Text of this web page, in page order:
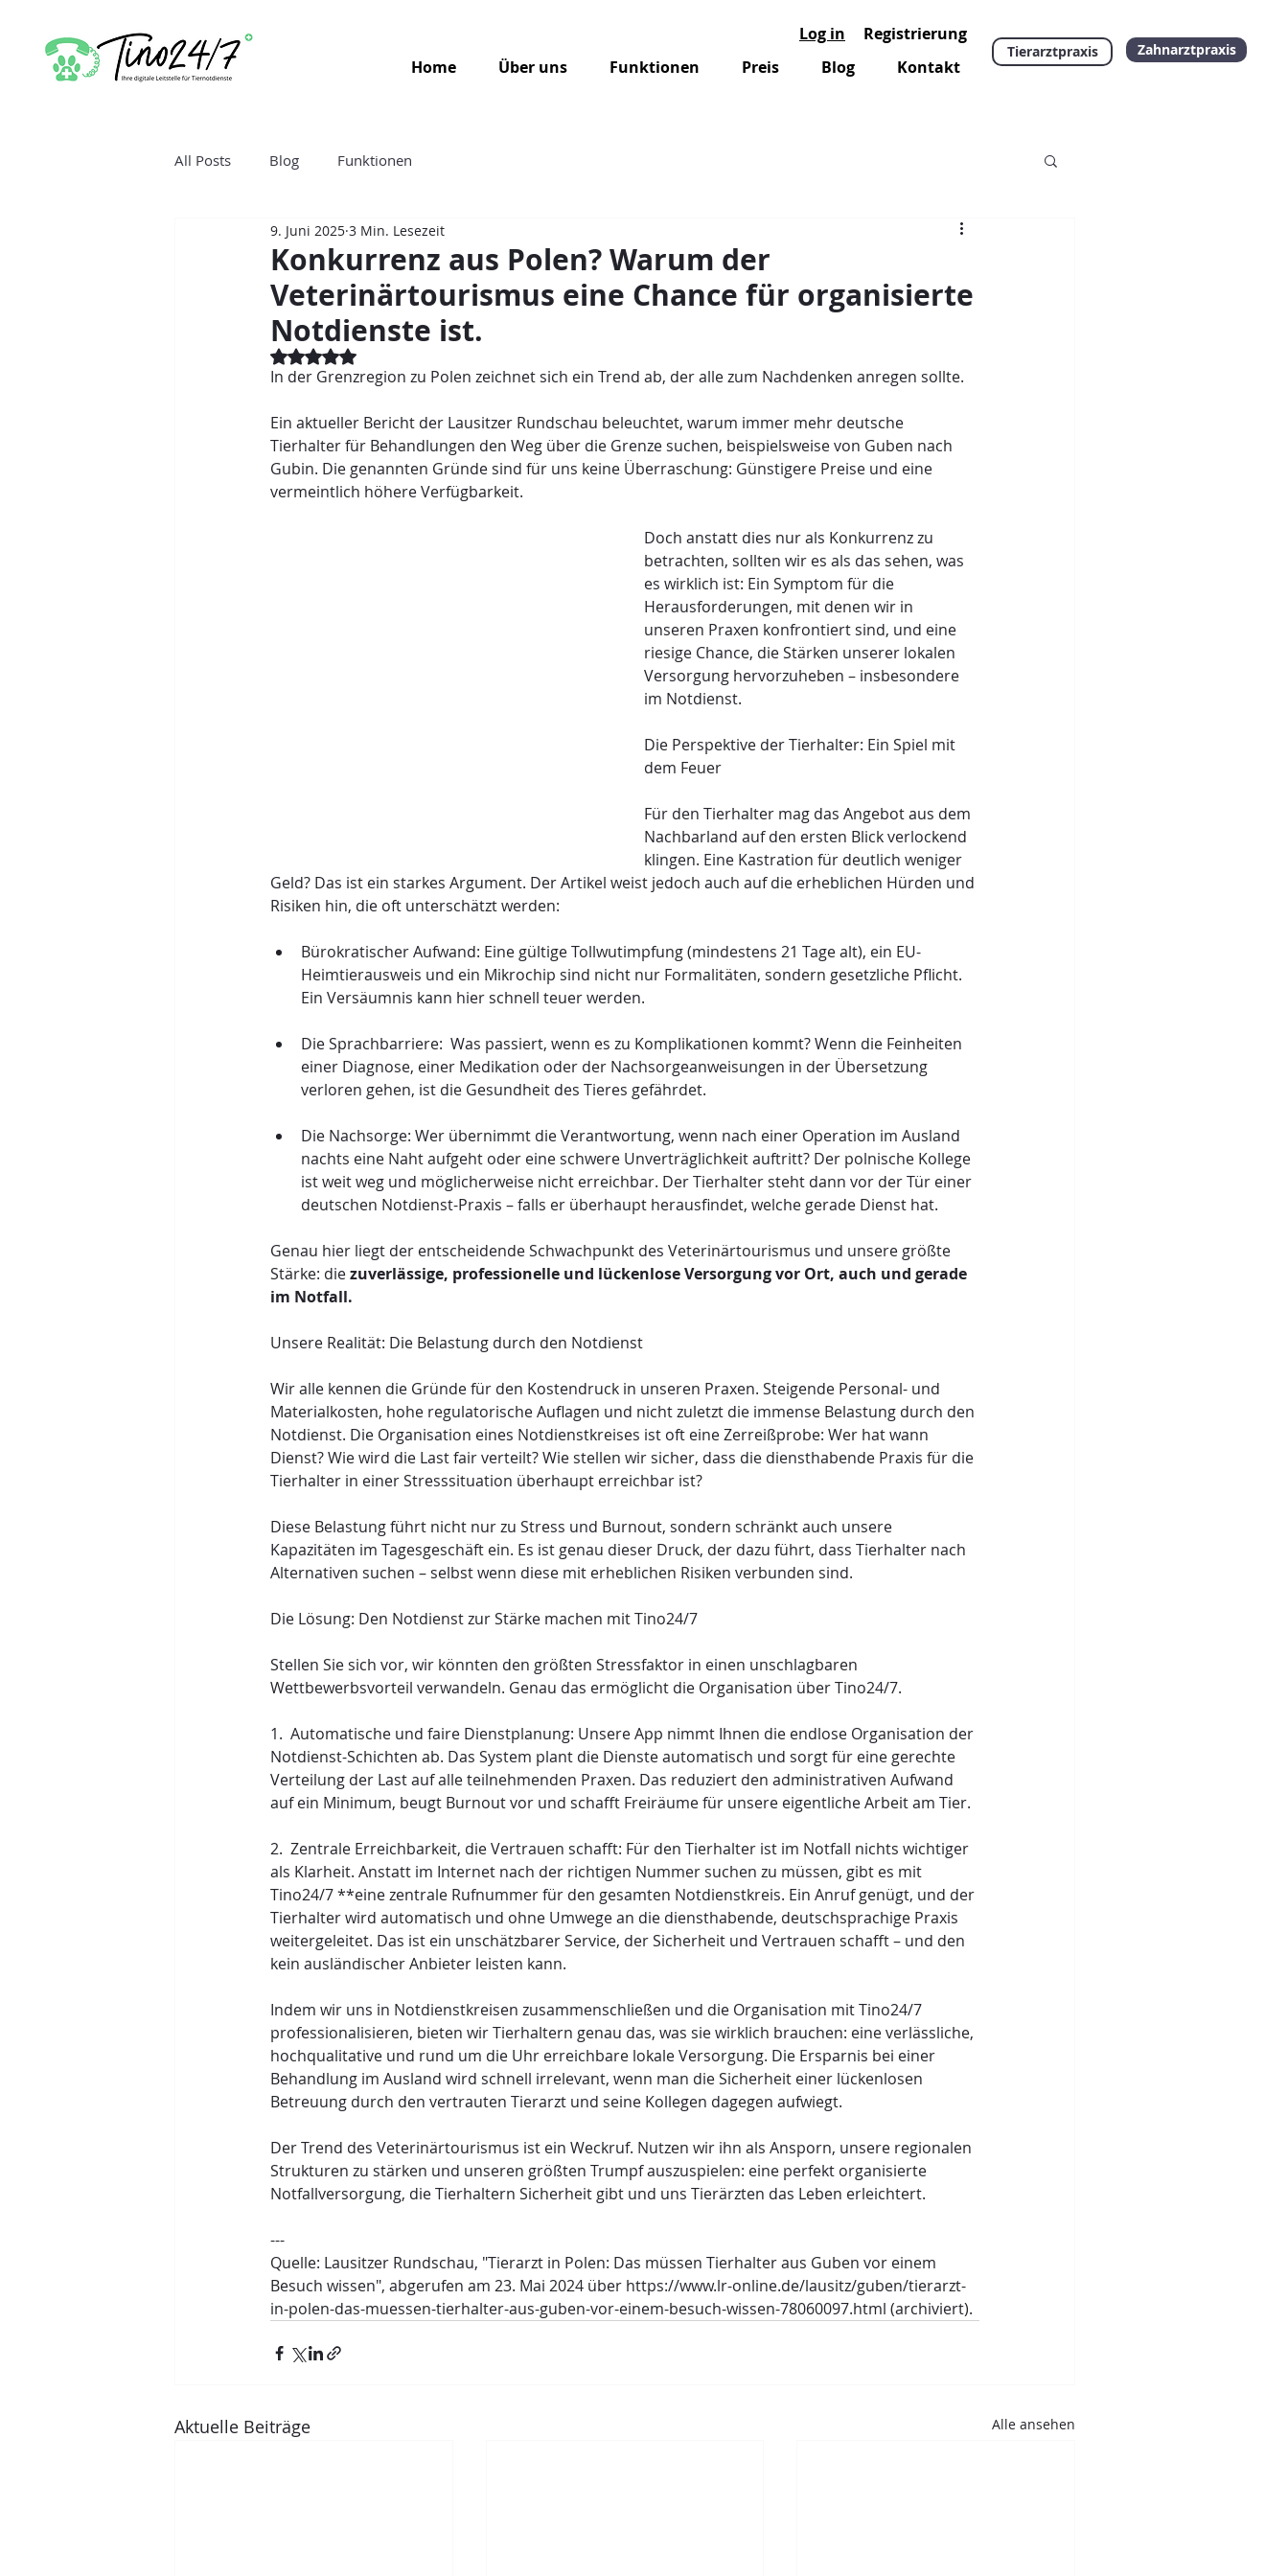
Log in
Registrierung
Home
Über uns Funktionen Preis Blog Kontakt
Tierarztpraxis Zahnarztpraxis
All Posts Blog Funktionen
Konkurrenz aus Polen? Warum der
Veterinärtourismus eine Chance für organisierte
Notdienste ist.
9. Juni 2025 3 Min. Lesezeit
Mit NaN von 5 Sternen bewertet.
In der Grenzregion zu Polen zeichnet sich ein Trend ab, der alle zum Nachdenken anregen sollte.
Ein aktueller Bericht der Lausitzer Rundschau beleuchtet, warum immer mehr deutsche
Tierhalter für Behandlungen den Weg über die Grenze suchen, beispielsweise von Guben nach
Gubin. Die genannten Gründe sind für uns keine Überraschung: Günstigere Preise und eine
vermeintlich höhere Verfügbarkeit.
Doch anstatt dies nur als Konkurrenz zu
betrachten, sollten wir es als das sehen, was
es wirklich ist: Ein Symptom für die
Herausforderungen, mit denen wir in
unseren Praxen konfrontiert sind, und eine
riesige Chance, die Stärken unserer lokalen
Versorgung hervorzuheben – insbesondere
im Notdienst.
Die Perspektive der Tierhalter: Ein Spiel mit
dem Feuer
Für den Tierhalter mag das Angebot aus dem
Nachbarland auf den ersten Blick verlockend
klingen. Eine Kastration für deutlich weniger
Geld? Das ist ein starkes Argument. Der Artikel weist jedoch auch auf die erheblichen Hürden und
Risiken hin, die oft unterschätzt werden:
Bürokratischer Aufwand: Eine gültige Tollwutimpfung (mindestens 21 Tage alt), ein EU-
Heimtierausweis und ein Mikrochip sind nicht nur Formalitäten, sondern gesetzliche Pflicht.
Ein Versäumnis kann hier schnell teuer werden.
Die Sprachbarriere:  Was passiert, wenn es zu Komplikationen kommt? Wenn die Feinheiten
einer Diagnose, einer Medikation oder der Nachsorgeanweisungen in der Übersetzung
verloren gehen, ist die Gesundheit des Tieres gefährdet.
Die Nachsorge: Wer übernimmt die Verantwortung, wenn nach einer Operation im Ausland
nachts eine Naht aufgeht oder eine schwere Unverträglichkeit auftritt? Der polnische Kollege
ist weit weg und möglicherweise nicht erreichbar. Der Tierhalter steht dann vor der Tür einer
deutschen Notdienst-Praxis – falls er überhaupt herausfindet, welche gerade Dienst hat.
Genau hier liegt der entscheidende Schwachpunkt des Veterinärtourismus und unsere größte
Stärke: die zuverlässige, professionelle und lückenlose Versorgung vor Ort, auch und gerade
im Notfall.
Unsere Realität: Die Belastung durch den Notdienst
Wir alle kennen die Gründe für den Kostendruck in unseren Praxen. Steigende Personal- und
Materialkosten, hohe regulatorische Auflagen und nicht zuletzt die immense Belastung durch den
Notdienst. Die Organisation eines Notdienstkreises ist oft eine Zerreißprobe: Wer hat wann
Dienst? Wie wird die Last fair verteilt? Wie stellen wir sicher, dass die diensthabende Praxis für die
Tierhalter in einer Stresssituation überhaupt erreichbar ist?
Diese Belastung führt nicht nur zu Stress und Burnout, sondern schränkt auch unsere
Kapazitäten im Tagesgeschäft ein. Es ist genau dieser Druck, der dazu führt, dass Tierhalter nach
Alternativen suchen – selbst wenn diese mit erheblichen Risiken verbunden sind.
Die Lösung: Den Notdienst zur Stärke machen mit Tino24/7
Stellen Sie sich vor, wir könnten den größten Stressfaktor in einen unschlagbaren
Wettbewerbsvorteil verwandeln. Genau das ermöglicht die Organisation über Tino24/7.
1.  Automatische und faire Dienstplanung: Unsere App nimmt Ihnen die endlose Organisation der
Notdienst-Schichten ab. Das System plant die Dienste automatisch und sorgt für eine gerechte
Verteilung der Last auf alle teilnehmenden Praxen. Das reduziert den administrativen Aufwand
auf ein Minimum, beugt Burnout vor und schafft Freiräume für unsere eigentliche Arbeit am Tier.
2.  Zentrale Erreichbarkeit, die Vertrauen schafft: Für den Tierhalter ist im Notfall nichts wichtiger
als Klarheit. Anstatt im Internet nach der richtigen Nummer suchen zu müssen, gibt es mit
Tino24/7 **eine zentrale Rufnummer für den gesamten Notdienstkreis. Ein Anruf genügt, und der
Tierhalter wird automatisch und ohne Umwege an die diensthabende, deutschsprachige Praxis
weitergeleitet. Das ist ein unschätzbarer Service, der Sicherheit und Vertrauen schafft – und den
kein ausländischer Anbieter leisten kann.
Indem wir uns in Notdienstkreisen zusammenschließen und die Organisation mit Tino24/7
professionalisieren, bieten wir Tierhaltern genau das, was sie wirklich brauchen: eine verlässliche,
hochqualitative und rund um die Uhr erreichbare lokale Versorgung. Die Ersparnis bei einer
Behandlung im Ausland wird schnell irrelevant, wenn man die Sicherheit einer lückenlosen
Betreuung durch den vertrauten Tierarzt und seine Kollegen dagegen aufwiegt.
Der Trend des Veterinärtourismus ist ein Weckruf. Nutzen wir ihn als Ansporn, unsere regionalen
Strukturen zu stärken und unseren größten Trumpf auszuspielen: eine perfekt organisierte
Notfallversorgung, die Tierhaltern Sicherheit gibt und uns Tierärzten das Leben erleichtert.
---
Quelle: Lausitzer Rundschau, "Tierarzt in Polen: Das müssen Tierhalter aus Guben vor einem
Besuch wissen", abgerufen am 23. Mai 2024 über https://www.lr-online.de/lausitz/guben/tierarzt-
in-polen-das-muessen-tierhalter-aus-guben-vor-einem-besuch-wissen-78060097.html (archiviert).
Aktuelle Beiträge Alle ansehen
Support